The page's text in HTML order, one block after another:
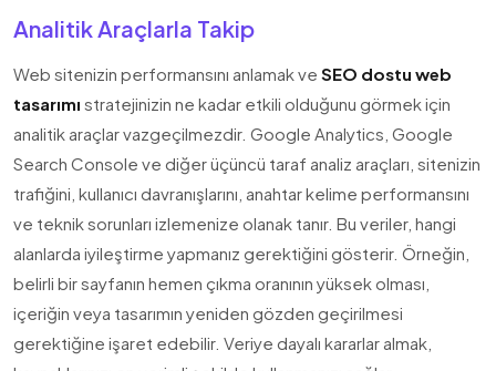
Analitik Araçlarla Takip
Web sitenizin performansını anlamak ve SEO dostu web
tasarımı stratejinizin ne kadar etkili olduğunu görmek için
analitik araçlar vazgeçilmezdir. Google Analytics, Google
Search Console ve diğer üçüncü taraf analiz araçları, sitenizin
trafiğini, kullanıcı davranışlarını, anahtar kelime performansını
ve teknik sorunları izlemenize olanak tanır. Bu veriler, hangi
alanlarda iyileştirme yapmanız gerektiğini gösterir. Örneğin,
belirli bir sayfanın hemen çıkma oranının yüksek olması,
içeriğin veya tasarımın yeniden gözden geçirilmesi
gerektiğine işaret edebilir. Veriye dayalı kararlar almak,